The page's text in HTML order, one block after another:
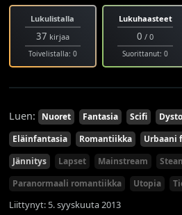
Lukulistalla
37 kirjaa
Toivelistalla: 0
Lukuhaasteet
0 / 0
Suorittanut: 0
Luen: Nuoret Fantasia Scifi
Eläinfantasia
Romantiikka Urbaani
Jännitys
Lapset Mainstream
Paranormaali romantiikka
Utopia
Liittynyt: 5. syyskuuta 2013